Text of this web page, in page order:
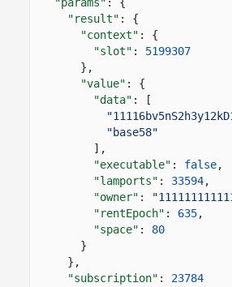
"result" : {
"context" : {
"slot" :
5199307
},
"value" : {
"data" : [
"base58"
],
"executable" : false,
"lamports" : 33594,
"owner" :
"rentEpoch" : 635,
"space" :
80
}
},
"subscription" : 23784